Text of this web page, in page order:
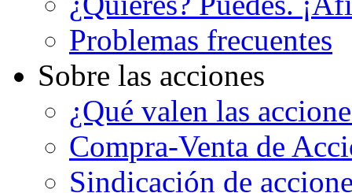
Problemas frecuentes
Sobre las acciones
¿Qué valen las
Compra-Venta de
Sindicación de